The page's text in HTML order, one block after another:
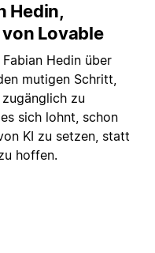
Hedin,
Lovable
Hedin über
mutigen Schritt,
zu
sich lohnt, schon
KI zu setzen, statt
hoffen.